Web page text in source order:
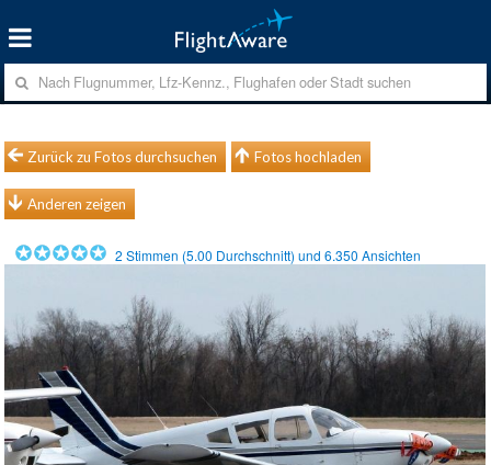
Zurück zu Fotos durchsuchen Fotos hochladen
Anderen zeigen
2 Stimmen (5.00 Durchschnitt) und6.350 Ansichten